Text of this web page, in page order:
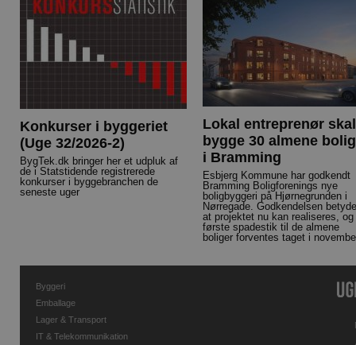
Konkurser i byggeriet
(Uge 32/2026-2)
BygTek.dk bringer her et udpluk af
de i Statstidende registrerede
konkurser i byggebranchen de
seneste uger
Lokal entreprenør skal
bygge 30 almene
i Bramming
Esbjerg Kommune har godkendt
Bramming Boligforenings nye
boligbyggeri på Hjørnegrunden i
Nørregade. Godkendelsen
at projektet nu kan realiseres, og
første spadestik til de almene
boliger forventes taget i
Byggeri
Emballage
Lager & Transport
IT & Telekommunikation